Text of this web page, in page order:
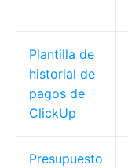
Plantilla de
historial de
pagos de
ClickUp
Presupuesto